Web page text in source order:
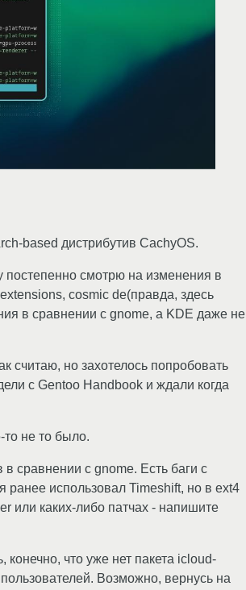
based дистрибутив CachyOS.
смотрю на изменения в
cosmic de(правда, здесь
в сравнении с gnome, а KDE даже не
считаю, но захотелось попробовать
с Gentoo Handbook и ждали когда
не то было.
сравнении с gnome. Есть баги с
использовал Timeshift, но в ext4
или каких-либо патчах - напишите
что уже нет пакета icloud-
Возможно, вернусь на